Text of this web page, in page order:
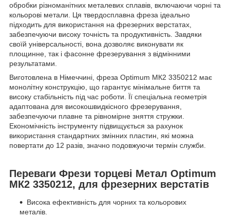
обробки різноманітних металевих сплавів, включаючи чорні та
кольорові метали. Ця твердосплавна фреза ідеально
підходить для використання на фрезерних верстатах,
забезпечуючи високу точність та продуктивність. Завдяки
своїй універсальності, вона дозволяє виконувати як
площинне, так і фасонне фрезерування з відмінними
результатами.
Виготовлена в Німеччині, фреза Optimum МК2 3350212 має
монолітну конструкцію, що гарантує мінімальне биття та
високу стабільність під час роботи. Її спеціальна геометрія
адаптована для високошвидкісного фрезерування,
забезпечуючи плавне та рівномірне зняття стружки.
Економічність інструменту підвищується за рахунок
використання стандартних змінних пластин, які можна
повертати до 12 разів, значно подовжуючи термін служби.
Переваги Фрези торцеві Метал Optimum
МК2 3350212, для фрезерних верстатів
Висока ефективність для чорних та кольорових
металів.